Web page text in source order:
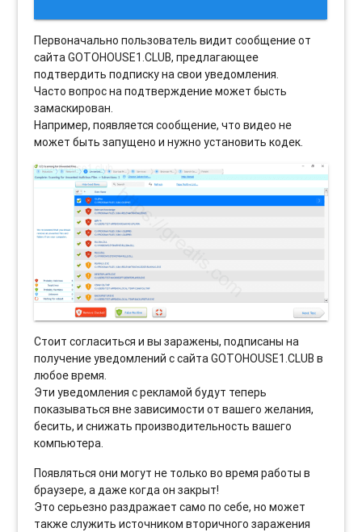
Первоначально пользователь видит сообщение от
сайта GOTOHOUSE1.CLUB, предлагающее
подтвердить подписку на свои уведомления.
Часто вопрос на подтверждение может бысть
замаскирован.
Например, появляется сообщение, что видео не
может быть запущено и нужно установить кодек.
Стоит согласиться и вы заражены, подписаны на
получение уведомлений с сайта GOTOHOUSE1.CLUB в
любое время.
Эти уведомления с рекламой будут теперь
показываться вне зависимости от вашего желания,
бесить, и снижать производительность вашего
компьютера.
Появляться они могут не только во время работы в
браузере, а даже когда он закрыт!
Это серьезно раздражает само по себе, но может
также служить источником вторичного заражения